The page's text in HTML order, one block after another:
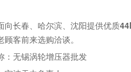
向长春、哈尔滨、沈阳提供优质
顾客前来选购洽谈。
：无锡涡轮增压器批发